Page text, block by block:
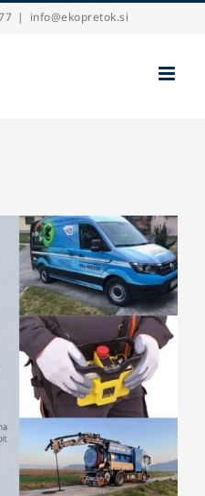
| info@ekopretok.si